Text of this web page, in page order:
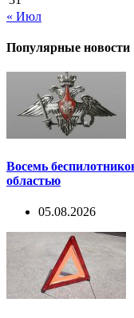
« Июл
Популярные новости
Восемь
областью
05.08.2026